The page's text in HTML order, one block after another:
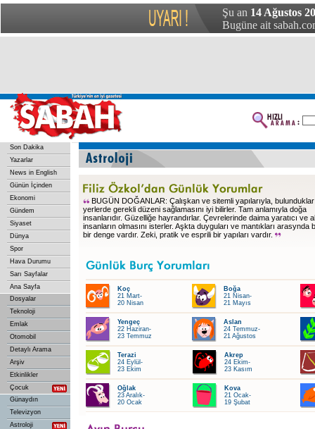
Şu an 14 Ağustos
Bugüne ait
Son Dakika
Yazarlar
News in English
Günün İçinden
Ekonomi
Gündem
Siyaset
Dünya
Spor
Hava Durumu
Sarı Sayfalar
Ana Sayfa
Dosyalar
Teknoloji
Emlak
Otomobil
Detaylı Arama
Arşiv
Etkinlikler
Çocuk
Günaydın
Televizyon
Astroloji
BUGÜN DOĞANLAR: Çalışkan ve sitemli yapılarıyla,
yerlerde gerekli düzeni sağlamasını iyi bilirler. Tam anlamıyla doğa
insanlarıdır. Güzelliğe hayrandırlar. Çevrelerinde daima yaratıcı ve
insanların olmasını isterler. Aşkta duyguları ve mantıkları arasynda
bir denge vardır. Zeki, pratik ve esprili bir yapıları vardır.
Koç
21 Mart-
20 Nisan
Boğa
21 Nisan-
21 Mayıs
Yengeç
22 Haziran-
23 Temmuz
Aslan
24 Temmuz-
21 Ağustos
Terazi
24 Eylül-
23 Ekim
Akrep
24 Ekim-
23 Kasım
Oğlak
23 Aralık-
20 Ocak
Kova
21 Ocak-
19 Şubat